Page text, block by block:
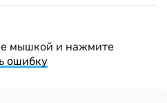
мышкой и нажмите
ошибку